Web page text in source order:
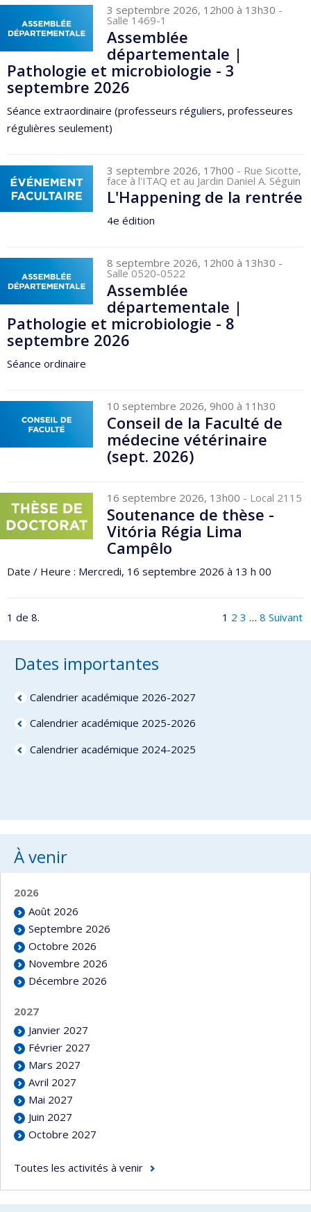
3 septembre 2026, 12h00 à 13h30 -
Salle 1469-1
Assemblée
départementale |
Pathologie et microbiologie - 3
septembre 2026
Séance extraordinaire (professeurs réguliers, professeures
régulières seulement)
3 septembre 2026, 17h00 - Rue Sicotte,
face à l'ITAQ et au Jardin Daniel A. Séguin
L'Happening de la rentrée
4e édition
8 septembre 2026, 12h00 à 13h30 -
Salle 0520-0522
Assemblée
départementale |
Pathologie et microbiologie - 8
septembre 2026
Séance ordinaire
10 septembre 2026, 9h00 à 11h30
Conseil de la Faculté de
médecine vétérinaire
(sept. 2026)
16 septembre 2026, 13h00 - Local 2115
Soutenance de thèse -
Vitória Régia Lima
Campêlo
Date / Heure : Mercredi, 16 septembre 2026 à 13 h 00
1 de 8. 1 2 3 … 8 Suivant
Dates importantes
Calendrier académique 2026-2027
Calendrier académique 2025-2026
Calendrier académique 2024-2025
À venir
2026
Août 2026
Septembre 2026
Octobre 2026
Novembre 2026
Décembre 2026
2027
Janvier 2027
Février 2027
Mars 2027
Avril 2027
Mai 2027
Juin 2027
Octobre 2027
Toutes les activités à venir